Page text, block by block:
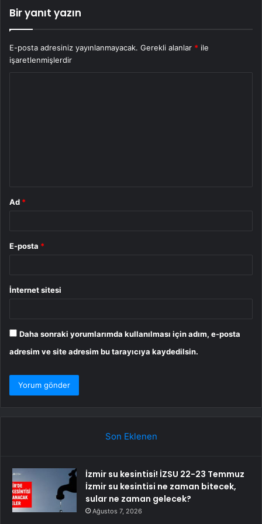
Bir yanıt yazın
E-posta adresiniz yayınlanmayacak. Gerekli alanlar * ile
işaretlenmişlerdir
Ad *
E-posta *
İnternet sitesi
Daha sonraki yorumlarımda kullanılması için adım, e-posta
adresim ve site adresim bu tarayıcıya kaydedilsin.
Son Eklenen
İzmir su kesintisi! İZSU 22-23 Temmuz
İzmir su kesintisi ne zaman bitecek,
sular ne zaman gelecek?
Ağustos 7, 2026